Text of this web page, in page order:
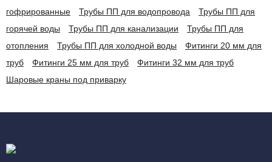
гофрированные
Трубы ПП для водопровода
Трубы ПП для
горячей воды
Трубы ПП для канализации
Трубы ПП для
отопления
Трубы ПП для холодной воды
Фитинги 20 мм для
труб
Фитинги 25 мм для труб
Фитинги 32 мм для труб
Шаровые краны под приварку